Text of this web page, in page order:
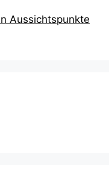
Aussichtspunkte